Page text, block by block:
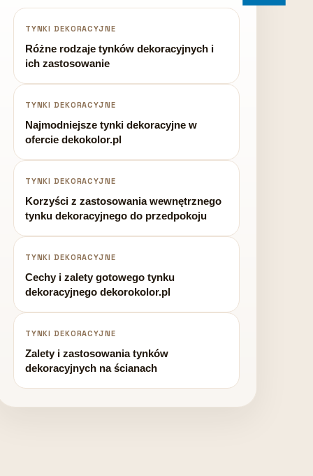
TYNKI DEKORACYJNE
Różne rodzaje tynków dekoracyjnych i
ich zastosowanie
TYNKI DEKORACYJNE
Najmodniejsze tynki dekoracyjne w
ofercie dekokolor.pl
TYNKI DEKORACYJNE
Korzyści z zastosowania wewnętrznego
tynku dekoracyjnego do przedpokoju
TYNKI DEKORACYJNE
Cechy i zalety gotowego tynku
dekoracyjnego dekorokolor.pl
TYNKI DEKORACYJNE
Zalety i zastosowania tynków
dekoracyjnych na ścianach